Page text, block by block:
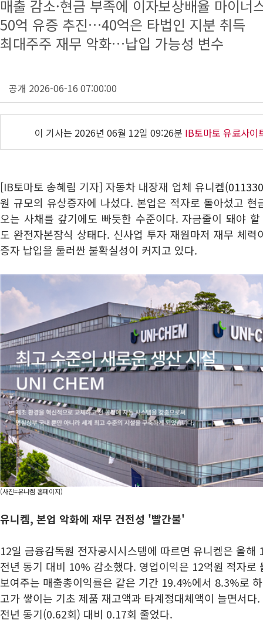
매출 감소·현금 부족에 이자보상배율 마이너
50억 유증 추진…40억은 타법인 지분 취득
최대주주 재무 악화…납입 가능성 변수
공개 2026-06-16 07:00:00
이 기사는 2026년 06월 12일 09:26분 IB토마토 유료사이
[IB토마토 송혜림 기자] 자동차 내장재 업체 유니켐
원 규모의 유상증자에 나섰다. 본업은 적자로 돌아섰고 현
오는 사채를 갚기에도 빠듯한 수준이다. 자금줄이 돼야
도 완전자본잠식 상태다. 신사업 투자 재원마저 재무 체력
증자 납입을 둘러싼 불확실성이 커지고 있다.
(사진=유니켐 홈페이지)
유니켐, 본업 악화에 재무 건전성 '빨간불'
12일 금융감독원 전자공시시스템에 따르면 유니켐은 올해
전년 동기 대비 10% 감소했다. 영업이익은 12억원 적자로
보여주는 매출총이익률은 같은 기간 19.4%에서 8.3%로
고가 쌓이는 기초 제품 재고액과 타계정대체액이 늘면서
전년 동기(0.62회) 대비 0.17회 줄었다.